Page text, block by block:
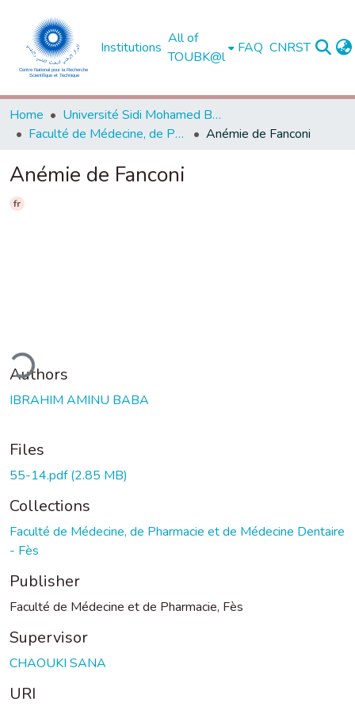
Institutions
All of
TOUBK@l
FAQ CNRST
Home
Université Sidi Mohamed Ben Abdellah de Fès
Faculté de Médecine, de Pharmacie et de Médecine Dentaire - Fès
Anémie de Fanconi
Anémie de Fanconi
fr
Authors
IBRAHIM AMINU BABA
Files
55-14.pdf(2.85 MB)
Collections
Faculté de Médecine, de Pharmacie et de Médecine Dentaire
- Fès
Publisher
Faculté de Médecine et de Pharmacie, Fès
Supervisor
CHAOUKI SANA
URI